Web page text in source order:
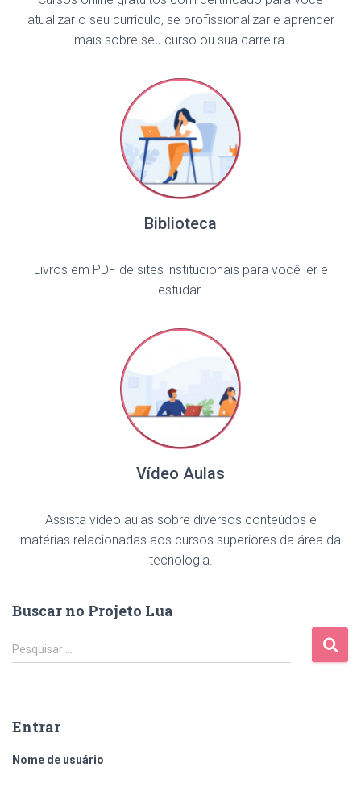
atualizar o seu currículo, se profissionalizar e aprender
mais sobre seu curso ou sua carreira.
Biblioteca
Livros em PDF de sites institucionais para você ler e
estudar.
Vídeo Aulas
Assista vídeo aulas sobre diversos conteúdos e
matérias relacionadas aos cursos superiores da área da
tecnologia.
Buscar no Projeto Lua
Pesquisar …
Entrar
Nome de usuário